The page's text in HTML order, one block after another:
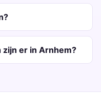
zijn er in Arnhem?